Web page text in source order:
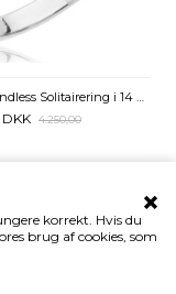
korrekt. Hvis du
brug af cookies, som
BARTOLI Endless Solitairering i 14 kt. Hvidguld med Diamant - 0,05 ct.
DKK 4.250,00